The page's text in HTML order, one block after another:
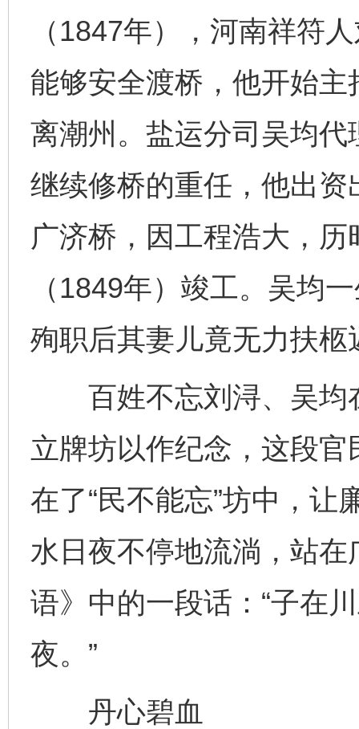
（1847年），河南祥符
能够安全渡桥，他开始
离潮州。盐运分司吴均
继续修桥的重任，他出
广济桥，因工程浩大，
（1849年）竣工。吴均
殉职后其妻儿竟无力扶
百姓不忘刘浔、吴均
立牌坊以作纪念，这段
在了“民不能忘”坊中，让
水日夜不停地流淌，站
语》中的一段话：“子在
夜。”
丹心碧血